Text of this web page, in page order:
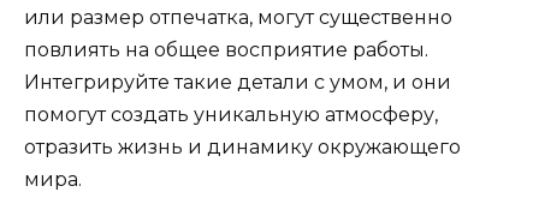
или размер отпечатка, могут существенно
повлиять на общее восприятие работы.
Интегрируйте такие детали с умом, и они
помогут создать уникальную атмосферу,
отразить жизнь и динамику окружающего
мира.